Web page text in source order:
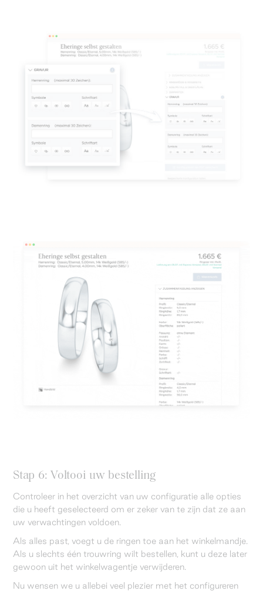
Stap 6: Voltooi uw bestelling
Controleer in het overzicht van uw configuratie alle opties
die u heeft geselecteerd om er zeker van te zijn dat ze aan
uw verwachtingen voldoen.
Als alles past, voegt u de ringen toe aan het winkelmandje.
Als u slechts één trouwring wilt bestellen, kunt u deze later
gewoon uit het winkelwagentje verwijderen.
Nu wensen we u allebei veel plezier met het configureren